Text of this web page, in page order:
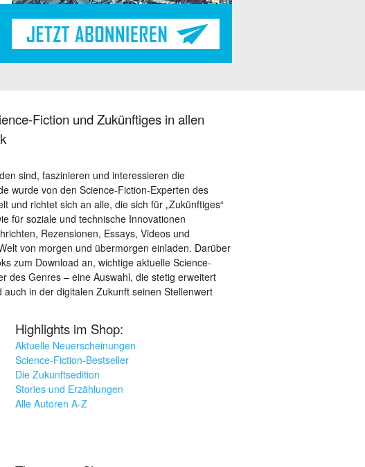
Fiction und Zukünftiges in allen
sind, faszinieren und interessieren die
wurde von den Science-Fiction-Experten des
und richtet sich an alle, die sich für „Zukünftiges“
für soziale und technische Innovationen
Rezensionen, Essays, Videos und
von morgen und übermorgen einladen. Darüber
zum Download an, wichtige aktuelle Science-
des Genres – eine Auswahl, die stetig erweitert
in der digitalen Zukunft seinen Stellenwert
Highlights im Shop:
Aktuelle Neuerscheinungen
Science-Fiction-Bestseller
Die Zukunftsedition
Stories und Erzählungen
Alle Autoren A-Z